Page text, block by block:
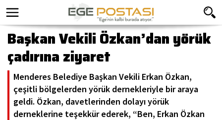
Başkan Vekili Özkan’dan yörük
çadırına ziyaret
Menderes Belediye Başkan Vekili Erkan Özkan,
çeşitli bölgelerden yörük dernekleriyle bir araya
geldi. Özkan, davetlerinden dolayı yörük
derneklerine teşekkür ederek, “Ben, Erkan Özkan